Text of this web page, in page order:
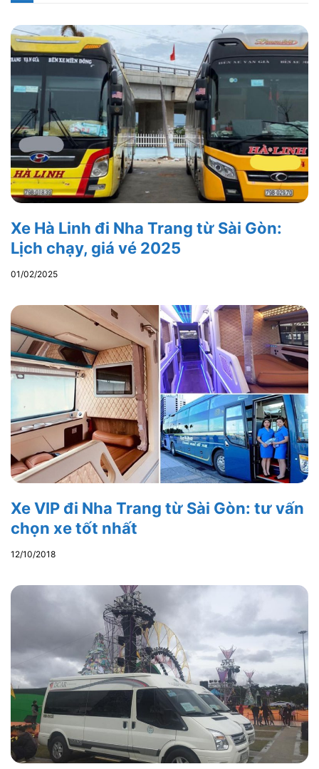
Xe Hà Linh đi Nha Trang từ Sài Gòn:
Lịch chạy, giá vé 2025
01/02/2025
Xe VIP đi Nha Trang từ Sài Gòn: tư vấn
chọn xe tốt nhất
12/10/2018